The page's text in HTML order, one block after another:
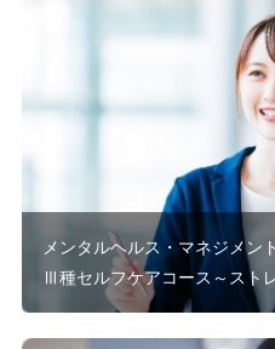
メンタルヘルス・マネジメン
Ⅲ種セルフケアコース～スト